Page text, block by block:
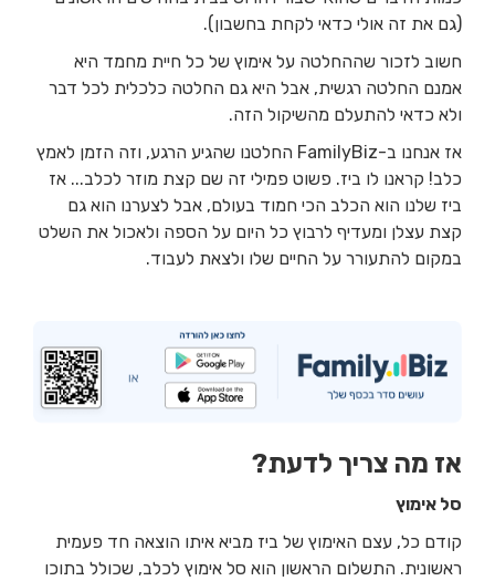
(גם את זה אולי כדאי לקחת בחשבון).
חשוב לזכור שההחלטה על אימוץ של כל חיית מחמד היא
אמנם החלטה רגשית, אבל היא גם החלטה כלכלית לכל דבר
ולא כדאי להתעלם מהשיקול הזה.
אז אנחנו ב-FamilyBiz החלטנו שהגיע הרגע, וזה הזמן לאמץ
כלב! קראנו לו ביז. פשוט פמילי זה שם קצת מוזר לכלב... אז
ביז שלנו הוא הכלב הכי חמוד בעולם, אבל לצערנו הוא גם
קצת עצלן ומעדיף לרבוץ כל היום על הספה ולאכול את השלט
במקום להתעורר על החיים שלו ולצאת לעבוד.
אז מה צריך לדעת?
סל אימוץ
קודם כל, עצם האימוץ של ביז מביא איתו הוצאה חד פעמית
ראשונית. התשלום הראשון הוא סל אימוץ לכלב, שכולל בתוכו